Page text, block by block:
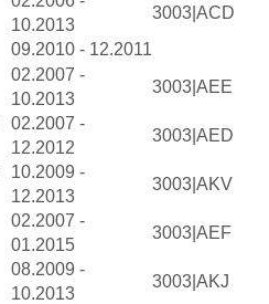
10.2013
3003|ACD
09.2010 - 12.2011
02.2007 -
10.2013
3003|AEE
02.2007 -
12.2012
3003|AED
10.2009 -
12.2013
3003|AKV
02.2007 -
01.2015
3003|AEF
08.2009 -
10.2013
3003|AKJ